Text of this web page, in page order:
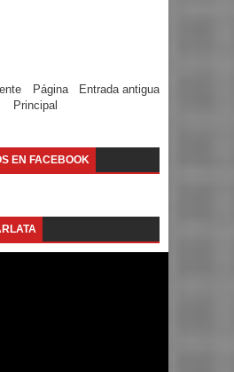
Entrada antigua
Página
Principal
EN FACEBOOK